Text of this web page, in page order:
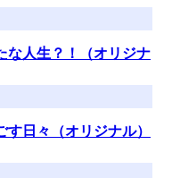
な人生？！（オリジナ
す日々（オリジナル）